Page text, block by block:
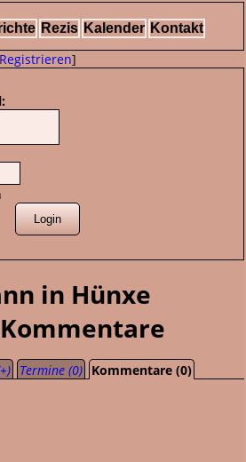
Rezis Kalender Kontakt
Registrieren]
in Hünxe
Termine (0) Kommentare (0)